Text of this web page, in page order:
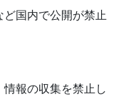
国内で公開が禁止
報の収集を禁止し